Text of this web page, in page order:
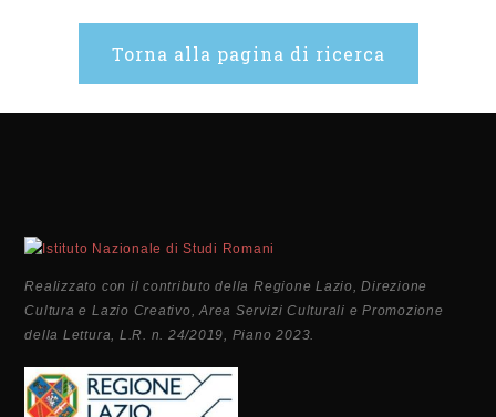
Torna alla pagina di ricerca
Realizzato con il contributo della Regione Lazio, Direzione
Cultura e Lazio Creativo, Area Servizi Culturali e Promozione
della Lettura, L.R. n. 24/2019, Piano 2023.